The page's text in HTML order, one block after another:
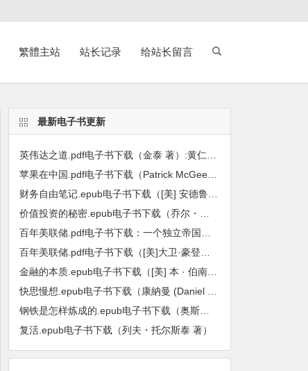
繁體主站 站长记录 给站长留言
最新电子书更新
复活.epub电子书下载（列夫・托尔斯泰 著）